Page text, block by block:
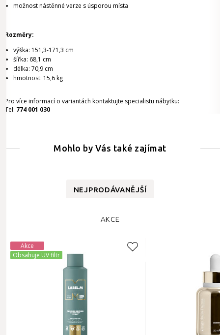
možnost nástěnné verze s úsporou místa
Rozměry:
výška: 151,3-171,3 cm
šířka: 68,1 cm
délka: 70,9 cm
hmotnost: 15,6 kg
Pro více informací o variantách kontaktujte specialistu nábytku:
Tel: 774 001 030
Mohlo by Vás také zajímat
NEJPRODÁVANĚJŠÍ
AKCE
Akce
Obsahuje UV filtr